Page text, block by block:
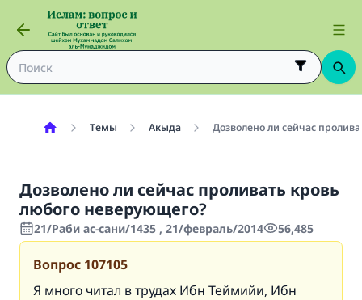
Темы Акыда Дозволено ли сейчас
Дозволено ли сейчас проливать кровь
любого неверующего?
21/Раби ас-сани/1435 , 21/февраль/2014 56,485
Вопрос 107105
Я много читал в трудах Ибн Теймийи, Ибн